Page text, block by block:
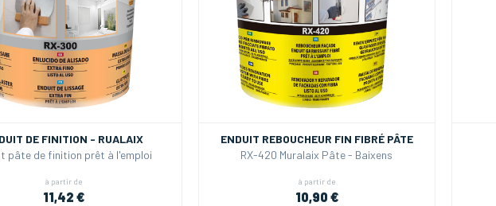
DE FINITION - RUALAIX
pâte de finition prêt à l'emploi
à partir de
11,42 €
ENDUIT REBOUCHEUR FIN FIBRÉ PÂTE
RX-420 Muralaix Pâte - Baixens
à partir de
10,90 €